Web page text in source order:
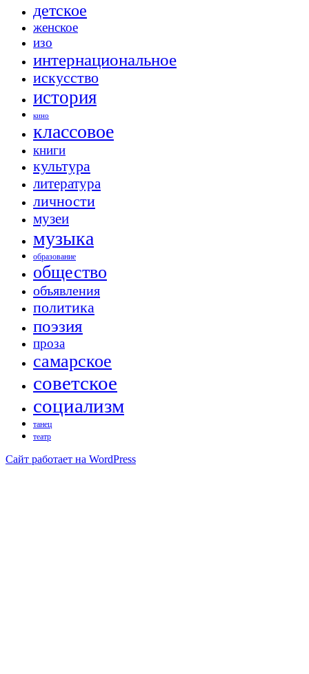
детское
женское
изо
интернациональное
искусство
история
кино
классовое
книги
культура
литература
личности
музеи
музыка
образование
общество
объявления
политика
поэзия
проза
самарское
советское
социализм
танец
театр
Сайт работает на WordPress